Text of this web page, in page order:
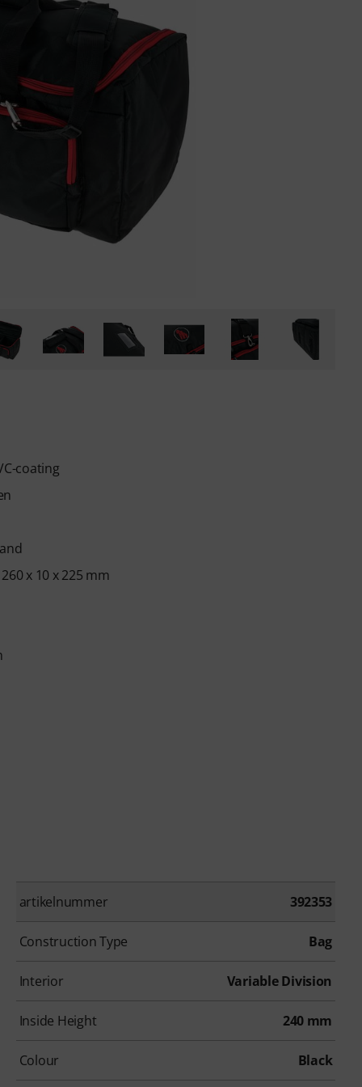
coating
x 10 x 225 mm
artikelnummer 392353
Construction Type Bag
Interior Variable Division
Inside Height 240 mm
Colour Black